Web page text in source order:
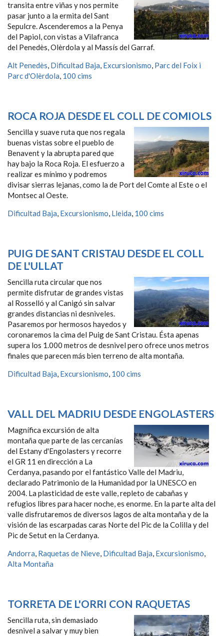
transita entre viñas y nos permite
pasar junto a la ermita del Sant
Sepulcre. Ascenderemos a la Penya
del Papiol, con vistas a Vilafranca
del Penedès, Olèrdola y al Massís del Garraf.
Alt Penedès, Dificultad Baja, Excursionismo, Parc del Foix i
Parc d'Olèrdola, 100 cims
ROCA ROJA DESDE EL COLL DE COMIOLS
Sencilla y suave ruta que nos regala
buenas vistas sobre el pueblo de
Benavent y la abrupta pared que
hay bajo la Roca Roja. El esfuerzo a
realizar es mínimo y podremos
divisar sierras lejanas, como la de Port del Comte al Este o el
Montsec al Oeste.
Dificultad Baja, Excursionismo, Lleida, 100 cims
PUIG DE SANT CRISTAU DESDE EL COLL
DE L'ULLAT
Sencilla ruta circular que nos
permite disfrutar de grandes vistas
al Rosselló y al Canigó sin salvar
grandes distancias ni desniveles.
Pasaremos por hermosos hayedos y
coronaremos la cima del Puig de Sant Cristau. Ésta apenas
supera los 1.000 metros de desnivel pero ofrece unos metros
finales que parecen más bien terreno de alta montaña.
Dificultad Baja, Excursionismo, 100 cims
VALL DEL MADRIU DESDE ENGOLASTERS
Magnífica excursión de alta
montaña que parte de las cercanías
del Estany d'Engolasters y recorre
el GR 11 en dirección a La
Cerdanya, pasando por el fantástico Valle del Madriu,
declarado Patrimonio de la Humanidad por la UNESCO en
2004. La plasticidad de este valle, repleto de cabañas y
refugios libres para hacer noche, es enorme. En la parte alta del
valle disfrutaremos de diversos lagos de alta montaña y de la
visión de las escarpadas caras Norte del Pic de la Colilla y del
Pic de Setut en la Cerdanya.
Andorra, Raquetas de Nieve, Dificultad Baja, Excursionismo,
Alta Montaña
TORRETA DE L'ORRI CON RAQUETAS
Sencilla ruta, sin demasiado
desnivel a salvar y muy bien